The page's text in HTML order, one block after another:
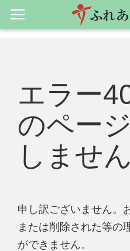
エラー
のペー
しません
申し訳ございません。
または削除された等の
ができません。